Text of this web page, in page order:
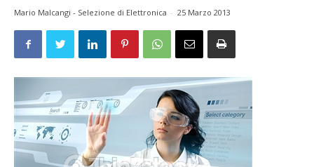
Mario Malcangi - Selezione di Elettronica - 25 Marzo 2013